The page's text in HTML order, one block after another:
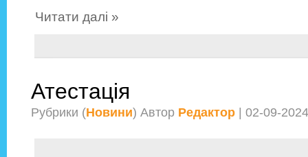
Читати далі »
Атестація
Рубрики (Новини) Автор Редактор | 02-09-2024